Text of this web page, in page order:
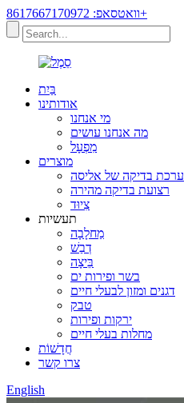
וואטסאפ: 8617667170972+
בַּיִת
אודותינו
מי אנחנו
מה אנחנו עושים
מִפְעָל
מוצרים
ערכת בדיקה של אליסה
רצועת בדיקה מהירה
צִיוּד
תעשיות
מַחלָבָה
דְבַשׁ
בֵּיצָה
בשר ופירות ים
דגנים ומזון לבעלי חיים
טבק
ירקות ופירות
מחלות בעלי חיים
חֲדָשׁוֹת
צרו קשר
English